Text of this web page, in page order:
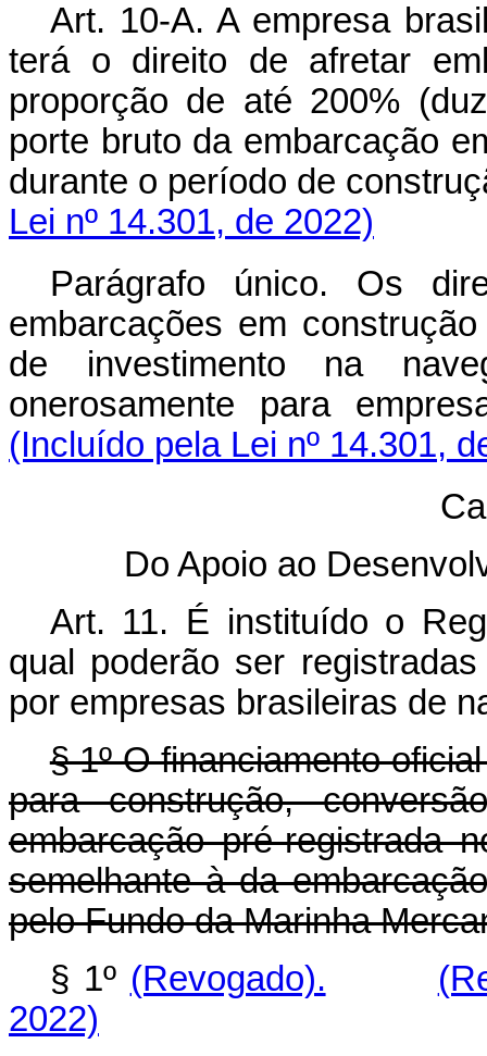
Art. 10-A. A empresa
terá o direito de afretar
proporção de até 200%
porte bruto da embarcação
durante o período de
Lei nº 14.301, de 2022)
Parágrafo único. Os
embarcações em
de investimento na
onerosamente para
(Incluído pela Lei nº 14.301,
Do Apoio ao
Art. 11. É instituído o
qual poderão ser
por empresas brasileiras de
§ 1º O financiamento
para construção,
embarcação pré-registrada
semelhante à da
pelo Fundo da Marinha
§ 1º (Revogado).
2022)